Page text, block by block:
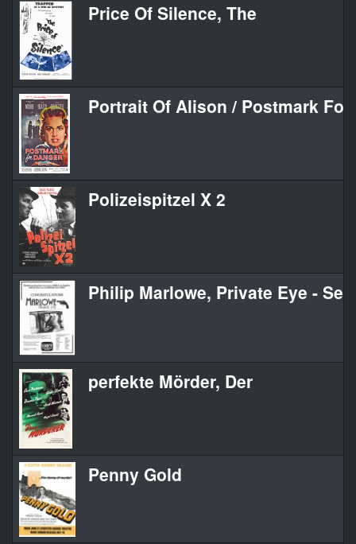
Price Of Silence, The
Portrait Of Alison / Postmark For
Polizeispitzel X 2
Philip Marlowe, Private Eye -
perfekte Mörder, Der
Penny Gold